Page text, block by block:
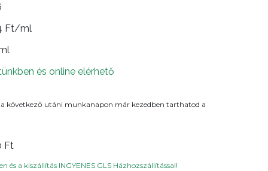
Ft/ml
és online elérhető
a következő utáni munkanapon már kezedben tarthatod a
Ft
és a kiszállítás INGYENES GLS Házhozszállítással!